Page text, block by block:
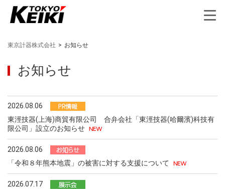
東京計器株式会社 > お知らせ
お知らせ
2026.08.06
東涇技器(上海)商貿有限公司 合弁会社「東涇技器(哈爾濱)科技有
限公司」設立のお知らせ
2026.08.06
「令和８年熊本地震」の被害に対する支援について
2026.07.17